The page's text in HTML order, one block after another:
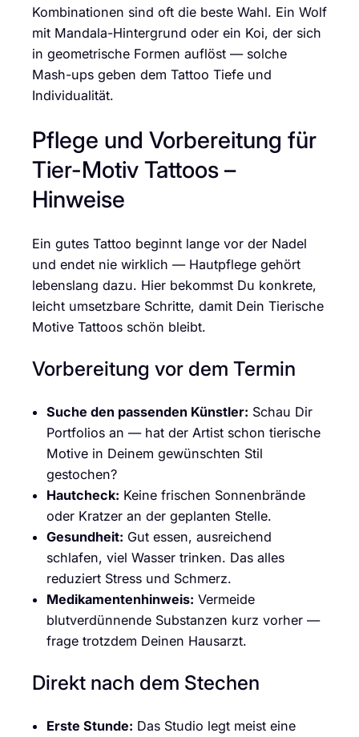
Kombinationen sind oft die beste Wahl. Ein Wolf
mit Mandala-Hintergrund oder ein Koi, der sich
in geometrische Formen auflöst — solche
Mash-ups geben dem Tattoo Tiefe und
Individualität.
Pflege und Vorbereitung für
Tier-Motiv Tattoos –
Hinweise
Ein gutes Tattoo beginnt lange vor der Nadel
und endet nie wirklich — Hautpflege gehört
lebenslang dazu. Hier bekommst Du konkrete,
leicht umsetzbare Schritte, damit Dein Tierische
Motive Tattoos schön bleibt.
Vorbereitung vor dem Termin
Suche den passenden Künstler: Schau Dir
Portfolios an — hat der Artist schon tierische
Motive in Deinem gewünschten Stil
gestochen?
Hautcheck: Keine frischen Sonnenbrände
oder Kratzer an der geplanten Stelle.
Gesundheit: Gut essen, ausreichend
schlafen, viel Wasser trinken. Das alles
reduziert Stress und Schmerz.
Medikamentenhinweis: Vermeide
blutverdünnende Substanzen kurz vorher —
frage trotzdem Deinen Hausarzt.
Direkt nach dem Stechen
Erste Stunde: Das Studio legt meist eine